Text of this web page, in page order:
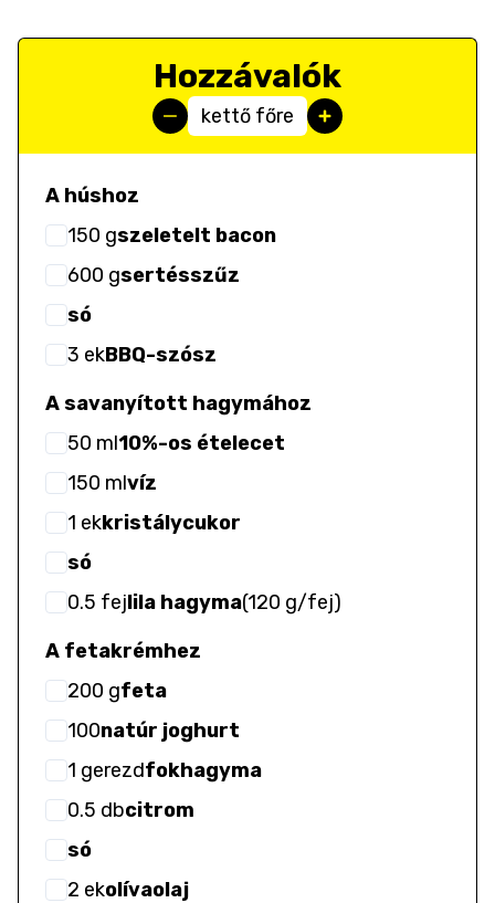
Hozzávalók
kettő főre
A húshoz
150 gszeletelt bacon
600 gsertésszűz
só
3 ekBBQ-szósz
A savanyított hagymához
50 ml10%-os ételecet
150 mlvíz
1 ekkristálycukor
só
0.5 fejlila hagyma(120 g/fej)
A fetakrémhez
200 gfeta
100natúr joghurt
1 gerezdfokhagyma
0.5 dbcitrom
só
2 ekolívaolaj